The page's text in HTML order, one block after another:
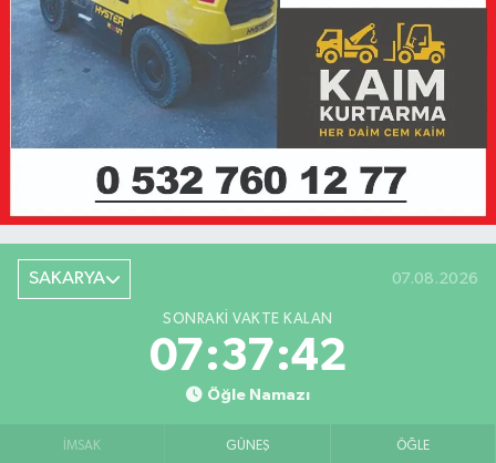
SAKARYA 07.08.2026
SONRAKI VAKTE KALAN
07:37:42
Öğle Namazı
İMSAK GÜNEŞ ÖĞLE